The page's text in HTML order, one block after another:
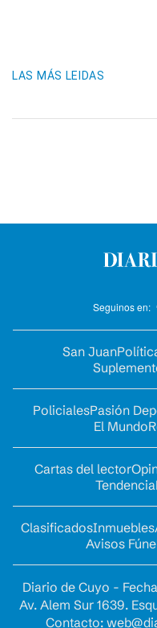
LAS MÁS LEIDAS
Seguinos en:
San Juan
PolicialesPasión
El Mundo
Cartas del lector
Tendencia
ClasificadosInmuebles
Avisos
Diario de Cuyo -
Av. Alem Sur 1639.
Contacto: